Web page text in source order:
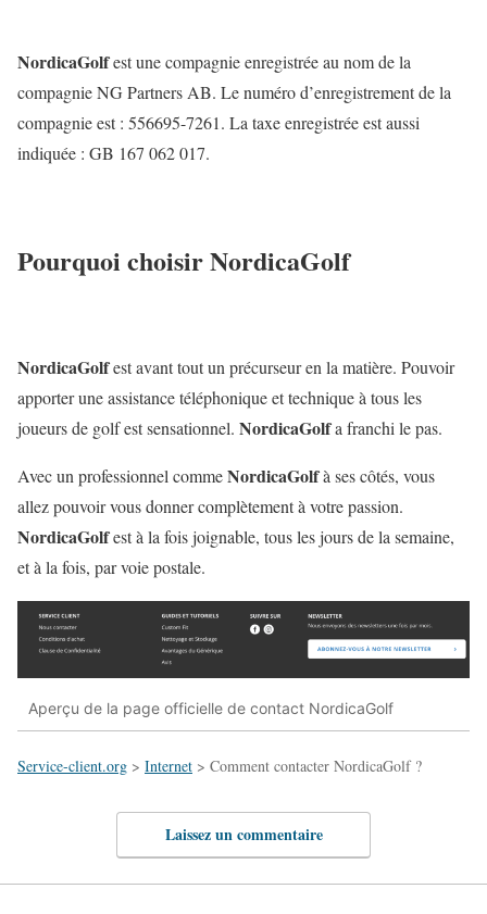
NordicaGolfest une compagnie enregistrée au nom de la
compagnie NG Partners AB. Le numéro d’enregistrement de la
compagnie est : 556695-7261. La taxe enregistrée est aussi
indiquée : GB 167 062 017.
Pourquoi choisirNordicaGolf
NordicaGolfest avant tout un précurseur en la matière. Pouvoir
apporter une assistance téléphonique et technique à tous les
joueurs de golf est sensationnel. NordicaGolfa franchi le pas.
Avec un professionnel commeNordicaGolfà ses côtés, vous
allez pouvoir vous donner complètement à votre passion.
NordicaGolfest à la fois joignable, tous les jours de la semaine,
et à la fois, par voie postale.
Aperçu de la page officielle de contact NordicaGolf
Service-client.org > Internet > Comment contacter NordicaGolf ?
Laissez un commentaire